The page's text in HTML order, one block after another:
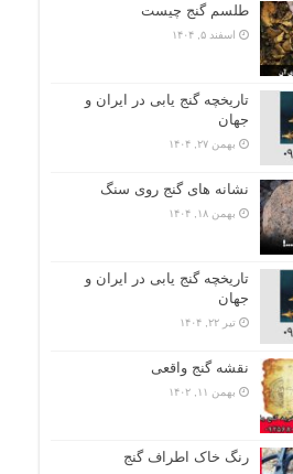
طلسم گنج چیست
اسفند ۵, ۱۴۰۴
تاریخچه گنج‌ یابی در ایران و
جهان
بهمن ۲۷, ۱۴۰۴
نشانه های گنج روی سنگ
بهمن ۱۸, ۱۴۰۴
تاریخچه گنج‌ یابی در ایران و
جهان
تیر ۲۲, ۱۴۰۴
نقشه گنج واقعی
بهمن ۱۱, ۱۴۰۲
رنگ خاک اطراف گنج